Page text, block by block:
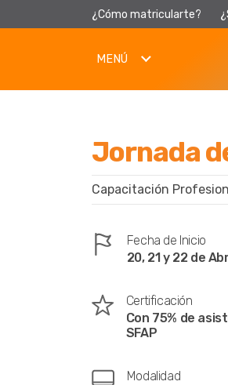
¿Cómo matricularte?
MENÚ
Jornada
Capacitación
Fecha de Inicio
20, 21 y 22 de
Certificación
Con 75% de
SFAP
Modalidad